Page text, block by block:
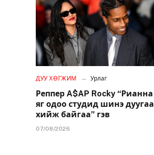
ДУУ ХӨГЖИМ Урлаг
Реппер A$AP Rocky “Рианна
яг одоо студид шинэ дуугаа
хийж байгаа” гэв
07/08/2026